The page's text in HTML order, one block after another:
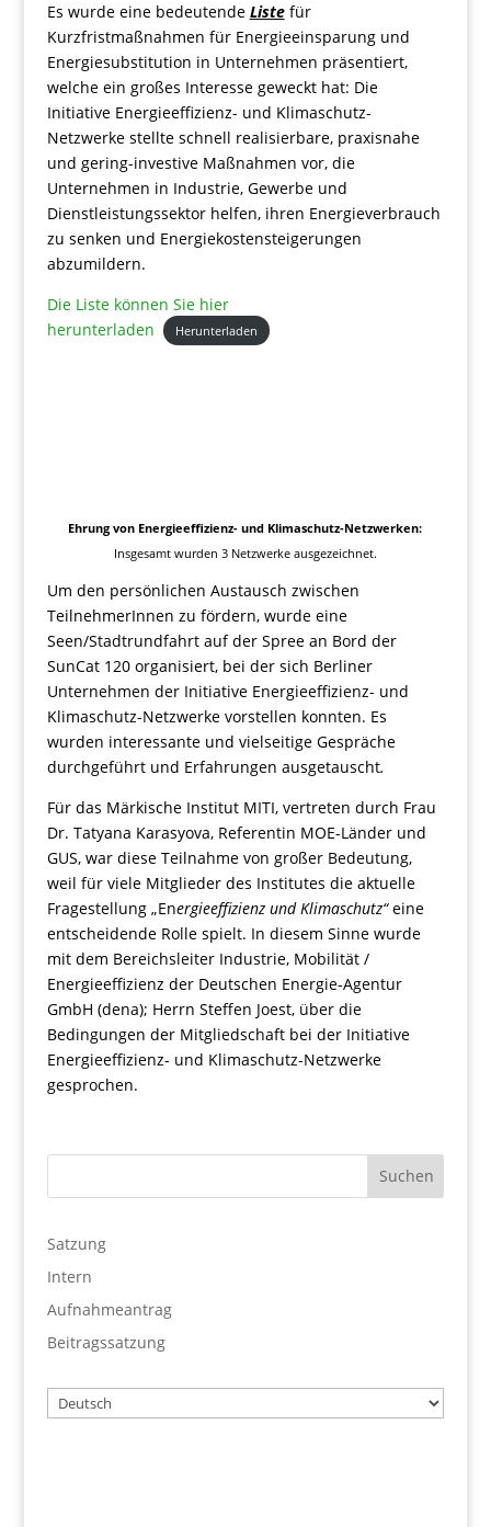
Es wurde eine bedeutende Listefür
Kurzfristmaßnahmen für Energieeinsparung und
Energiesubstitution in Unternehmen präsentiert,
welche ein großes Interesse geweckt hat: Die
Initiative Energieeffizienz- und Klimaschutz-
Netzwerke stellte schnell realisierbare, praxisnahe
und gering-investive Maßnahmen vor, die
Unternehmen in Industrie, Gewerbe und
Dienstleistungssektor helfen, ihren Energieverbrauch
zu senken und Energiekostensteigerungen
abzumildern.
Die Liste können Sie hier
herunterladen
Herunterladen
Ehrung von Energieeffizienz- und Klimaschutz-Netzwerken:
Insgesamt wurden 3 Netzwerke ausgezeichnet.
Um den persönlichen Austausch zwischen
TeilnehmerInnen zu fördern, wurde eine
Seen/Stadtrundfahrt auf der Spree an Bord der
SunCat 120 organisiert, bei der sich Berliner
Unternehmen der Initiative Energieeffizienz- und
Klimaschutz-Netzwerke vorstellen konnten. Es
wurden interessante und vielseitige Gespräche
durchgeführt und Erfahrungen ausgetauscht.
Für das Märkische Institut MITI, vertreten durch Frau
Dr. Tatyana Karasyova, Referentin MOE-Länder und
GUS, war diese Teilnahme von großer Bedeutung,
weil für viele Mitglieder des Institutes die aktuelle
Fragestellung „Energieeffizienz und Klimaschutz“eine
entscheidende Rolle spielt. In diesem Sinne wurde
mit dem Bereichsleiter Industrie, Mobilität /
Energieeffizienz der Deutschen Energie-Agentur
GmbH (dena); Herrn Steffen Joest, über die
Bedingungen der Mitgliedschaft bei der Initiative
Energieeffizienz- und Klimaschutz-Netzwerke
gesprochen.
Satzung
Intern
Aufnahmeantrag
Beitragssatzung
Wählen
Sie